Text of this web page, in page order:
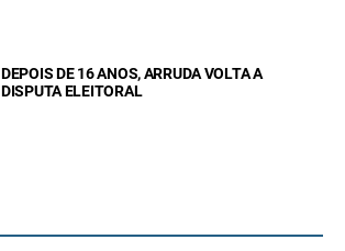
DEPOIS DE 16 ANOS, ARRUDA VOLTA A
DISPUTA ELEITORAL